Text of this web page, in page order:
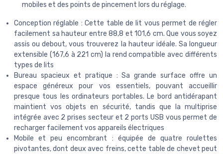
mobiles et des points de pincement lors du réglage.
Conception réglable : Cette table de lit vous permet de régler
facilement sa hauteur entre 88,8 et 101,6 cm. Que vous soyez
assis ou debout, vous trouverez la hauteur idéale. Sa longueur
extensible (167,6 à 221 cm) la rend compatible avec différents
types de lits
Bureau spacieux et pratique : Sa grande surface offre un
espace généreux pour vos essentiels, pouvant accueillir
presque tous les ordinateurs portables. Le bord antidérapant
maintient vos objets en sécurité, tandis que la multiprise
intégrée avec 2 prises secteur et 2 ports USB vous permet de
recharger facilement vos appareils électriques
Mobile et peu encombrant : équipée de quatre roulettes
pivotantes, dont deux avec freins, cette table de chevet peut